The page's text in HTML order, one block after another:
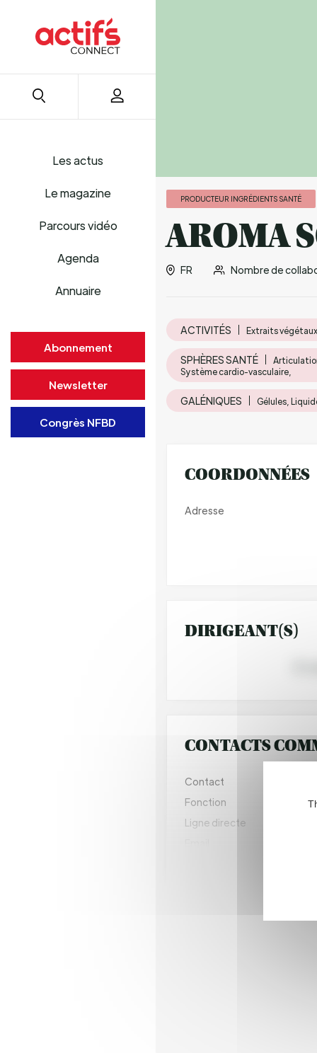
Les actus
Le magazine
Parcours vidéo
Agenda
Annuaire
Abonnement
Newsletter
Congrès NFBD
PRODUCTEUR INGRÉDIENTS SANTÉ
AROMA
FR Nombre de
ACTIVITÉS Extraits végétaux,
SPHÈRES SANTÉ
Système cardio-vasculaire,
GALÉNIQUES Gélules,
COORDONNÉES
Adresse
DIRIGEANT(S)
CONTACTS
Contact
Fonction
Ligne directe